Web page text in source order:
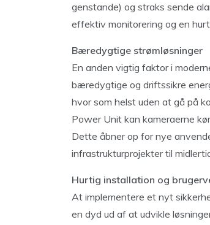
genstande) og straks sende
effektiv monitorering og en
Bæredygtige strømløsninger
En anden vigtig faktor i
bæredygtige og driftssikre
hvor som helst uden at gå på
Power Unit kan kameraerne
Dette åbner op for nye
infrastrukturprojekter til
Hurtig installation og
At implementere et nyt
en dyd ud af at udvikle